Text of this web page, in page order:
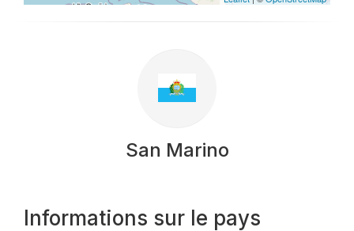
San Marino
Informations sur le pays